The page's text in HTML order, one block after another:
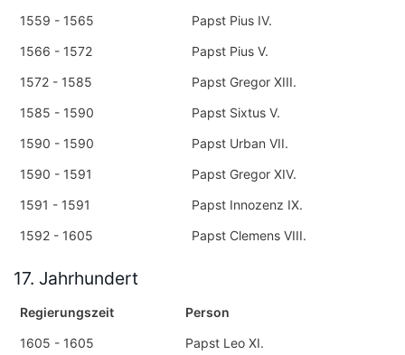
1559 - 1565
Papst Pius IV.
1566 - 1572
Papst Pius V.
1572 - 1585
Papst Gregor XIII.
1585 - 1590
Papst Sixtus V.
1590 - 1590
Papst Urban VII.
1590 - 1591
Papst Gregor XIV.
1591 - 1591
Papst Innozenz IX.
1592 - 1605
Papst Clemens VIII.
17. Jahrhundert
Regierungszeit
Person
1605 - 1605
Papst Leo XI.